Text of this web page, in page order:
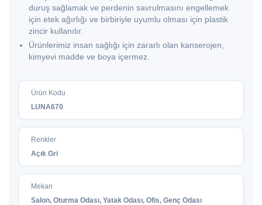
duruş sağlamak ve perdenin savrulmasını engellemek
için etek ağırlığı ve birbiriyle uyumlu olması için plastik
zincir kullanılır.
Ürünlerimiz insan sağlığı için zararlı olan kanserojen,
kimyevi madde ve boya içermez.
Ürün Kodu
LUNA670
Renkler
Açık Gri
Mekan
Salon, Oturma Odası, Yatak Odası, Ofis, Genç Odası